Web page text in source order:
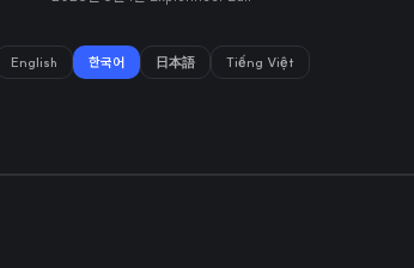
English 한국어 日本語 Tiếng Việt